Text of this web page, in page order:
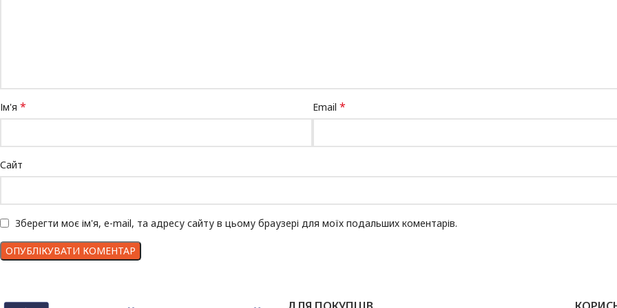
Ім'я * Email*
Сайт
Зберегти моє ім'я, e-mail, та адресу сайту в цьому браузері для моїх подальших коментарів.